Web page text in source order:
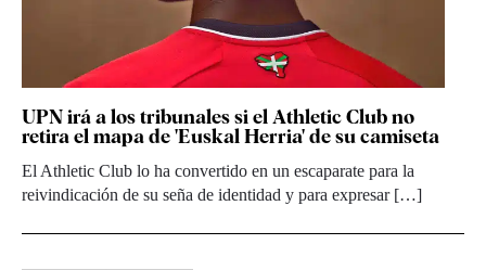
UPN irá a los tribunales si el Athletic Club no
retira el mapa de 'Euskal Herria' de su camiseta
El Athletic Club lo ha convertido en un escaparate para la
reivindicación de su seña de identidad y para expresar […]